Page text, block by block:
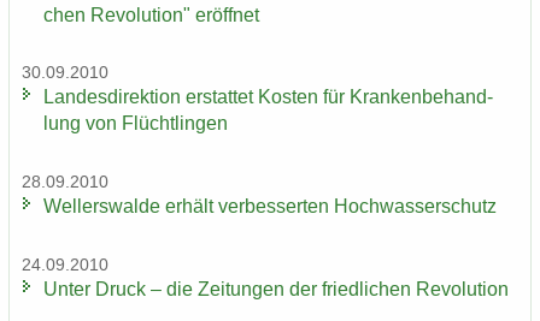
chen Re­vo­lu­ti­on" er­öff­net
30.09.2010
Lan­des­di­rek­ti­on er­stat­tet Kos­ten für Kran­ken­be­hand­
lung von Flücht­lin­gen
28.09.2010
Wel­ler­s­wal­de er­hält ver­bes­ser­ten Hoch­was­ser­schutz
24.09.2010
Unter Druck – die Zei­tun­gen der fried­li­chen Re­vo­lu­ti­on